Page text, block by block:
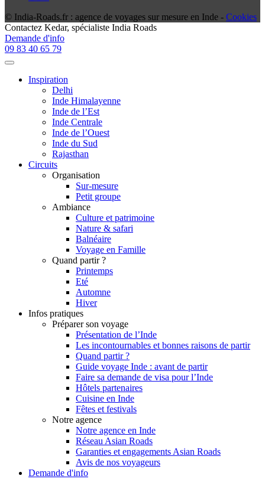
© India-Roads.fr : agence de voyages sur mesure en Inde - Cookies
Contactez Kedar, spécialiste India Roads
Demande d'info
09 83 40 65 79
Inspiration
Delhi
Inde Himalayenne
Inde de l’Est
Inde Centrale
Inde de l’Ouest
Inde du Sud
Rajasthan
Circuits
Organisation
Sur-mesure
Petit groupe
Ambiance
Culture et patrimoine
Nature & safari
Balnéaire
Voyage en Famille
Quand partir ?
Printemps
Eté
Automne
Hiver
Infos pratiques
Préparer son voyage
Présentation de l’Inde
Les incontournables et bonnes raisons de partir
Quand partir ?
Guide voyage Inde : avant de partir
Faire sa demande de visa pour l’Inde
Hôtels partenaires
Cuisine en Inde
Fêtes et festivals
Notre agence
Notre agence en Inde
Réseau Asian Roads
Garanties et engagements Asian Roads
Avis de nos voyageurs
Demande d'info